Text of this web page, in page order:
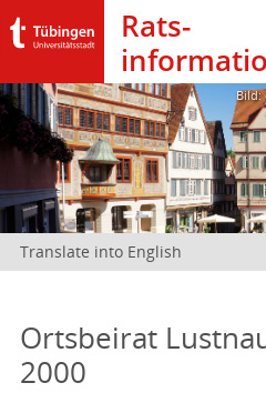
Rats­
Bild:
Translate into English
Ortsbeirat
2000